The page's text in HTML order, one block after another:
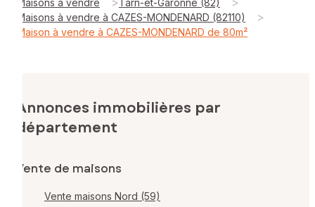
Maisons à vendre à CAZES-MONDENARD (82110) >
Maison à vendre à CAZES-MONDENARD de 80m²
Annonces immobilières par
département
Vente de maisons
Vente maisons Nord (59)